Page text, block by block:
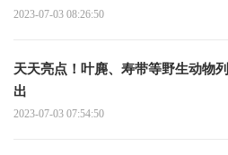
2023-07-03 08:26:50
天天亮点！叶麂、寿带等野生动物
出
2023-07-03 07:54:50